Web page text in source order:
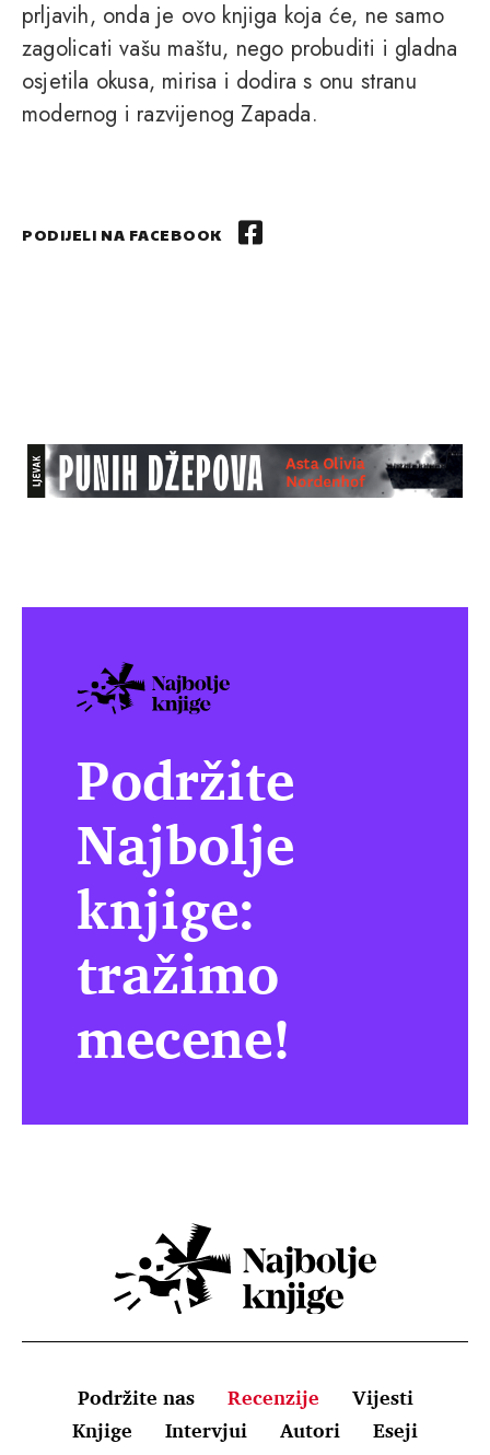
prljavih, onda je ovo knjiga koja će, ne samo
zagolicati vašu maštu, nego probuditi i gladna
osjetila okusa, mirisa i dodira s onu stranu
modernog i razvijenog Zapada.
PODIJELI NA FACEBOOK
Podržite
Najbolje
knjige:
tražimo
mecene!
Podržite nas Recenzije
Vijesti
Knjige
Intervjui Autori
Eseji